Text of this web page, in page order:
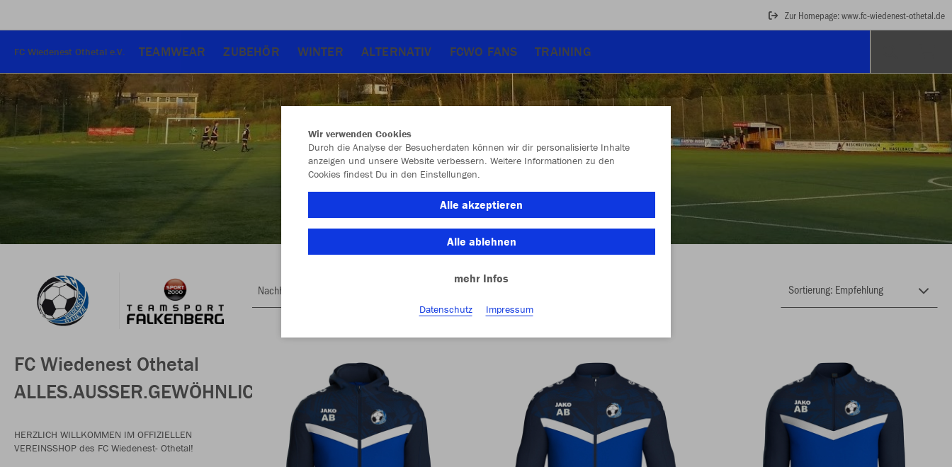
Zur Homepage: www.fc-wiedenest-othetal.de
FC Wiedenest Othetal e.V. TEAMWEAR ZUBEHÖR WINTER ALTERNATIV FCWO FANS TRAINING
FC Wiedenest Othetal
ALLES.AUSSER.GEWÖHNLICH
HERZLICH WILLKOMMEN IM OFFIZIELLEN
VEREINSSHOP des FC Wiedenest- Othetal!
Nachhaltig
Wir verwenden Cookies
Durch die Analyse der Besucherdaten können wir dir personalisierte Inhalte
anzeigen und unsere Website verbessern. Weitere Informationen zu den
Cookies findest Du in den Einstellungen.
Alle akzeptieren
Alle ablehnen
mehr Infos
Datenschutz Impressum